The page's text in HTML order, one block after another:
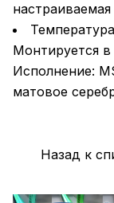
Монтируется
Исполнение:
матовое
Назад к